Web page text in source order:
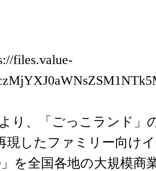
files.value-
り、「ごっこランド」
現したファミリー向け
を全国各地の大規模商